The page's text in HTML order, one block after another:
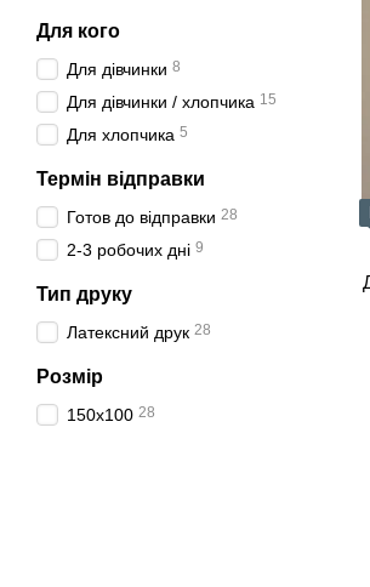
Для кого
Для дівчинки 8
Для дівчинки / хлопчика 15
Для хлопчика 5
Термін відправки
Готов до відправки 28
2-3 робочих дні 9
Тип друку
Латексний друк 28
Розмір
150х100 28